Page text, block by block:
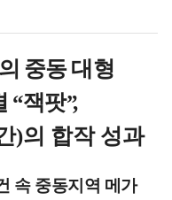
중동 대형
“잭팟”,
)의 합작 성과
속 중동지역 메가